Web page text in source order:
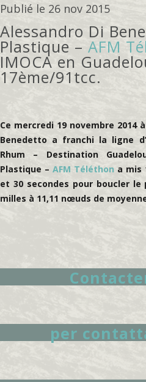
Publié le 26 nov 2015
Alessandro Di
Plastique – AFM
IMOCA en
17ème/91tcc.
Ce mercredi 19 novembre 2014
Benedetto a franchi la ligne
Rhum – Destination
Plastique – AFM Téléthon a mis
et 30 secondes pour boucler le
milles à 11,11 nœuds de
per